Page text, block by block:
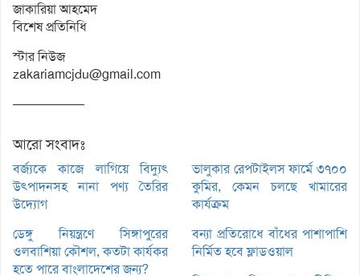
জাকারিয়া আহমেদ
বিশেষ প্রতিনিধি
স্টার নিউজ
zakariamcjdu@gmail.com
—————–
আরো সংবাদঃ
বর্জ্যকে কাজে লাগিয়ে বিদ্যুৎ
উৎপাদনসহ নানা পণ্য তৈরির
উদ্যোগ
ভালুকার রেপটাইলস ফার্মে ৩৭০০
কুমির, কেমন চলছে খামারের
কার্যক্রম
ডেঙ্গু নিয়ন্ত্রণে সিঙ্গাপুরের
ওলবাশিয়া কৌশল, কতটা কার্যকর
হতে পারে বাংলাদেশের জন্য?
বন্যা প্রতিরোধে বাঁধের পাশাপাশি
নির্মিত হবে ফ্লাডওয়াল